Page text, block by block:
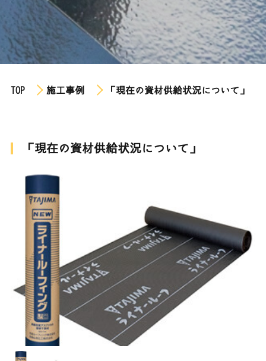
TOP 施工事例 「現在の資材供給状況について」
「現在の資材供給状況について」